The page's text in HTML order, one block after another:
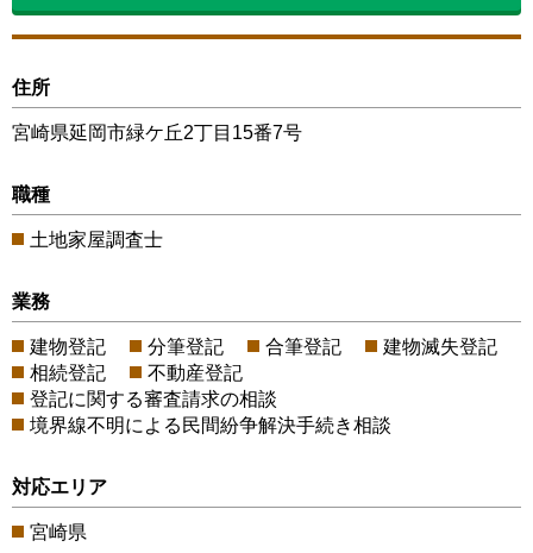
住所
宮崎県延岡市緑ケ丘2丁目15番7号
職種
土地家屋調査士
業務
建物登記 分筆登記 合筆登記
建物滅失登記
相続登記
不動産登記
登記に関する審査請求の相談
境界線不明による民間紛争解決手続き相談
対応エリア
宮崎県